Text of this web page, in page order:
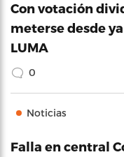
Con votación
meterse desde
LUMA
0
Noticias
Falla en central